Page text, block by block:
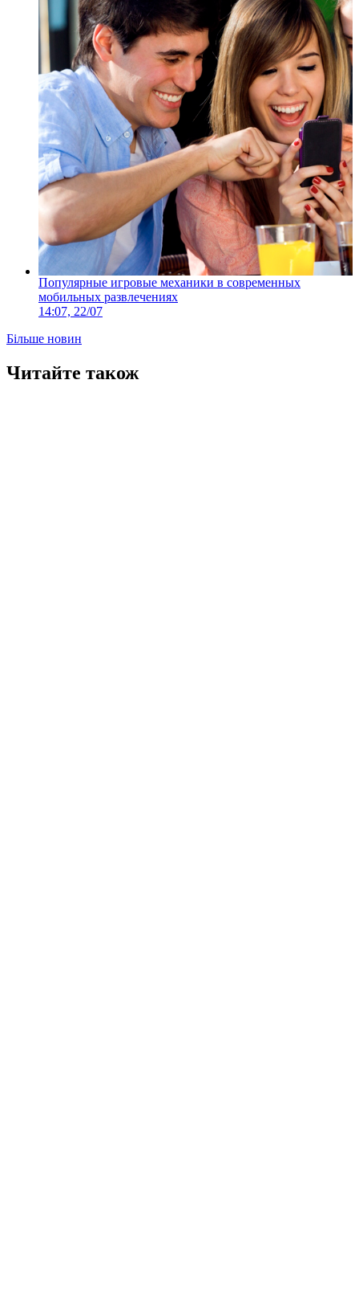
Популярные игровые механики в современных
мобильных развлечениях
14:07, 22/07
Більше новин
Читайте також